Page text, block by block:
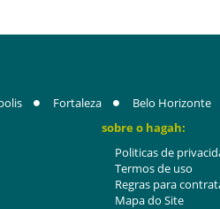
Fortaleza Belo Horizonte
sobre o hagah:
Politicas de
Termos de uso
Regras para
Mapa do Site